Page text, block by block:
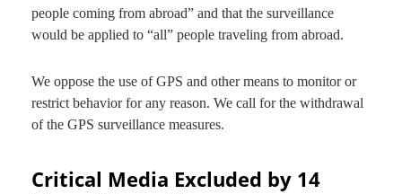
people coming from abroad” and that the surveillance
would be applied to “all” people traveling from abroad.
We oppose the use of GPS and other means to monitor or
restrict behavior for any reason. We call for the withdrawal
of the GPS surveillance measures.
Critical Media Excluded by 14